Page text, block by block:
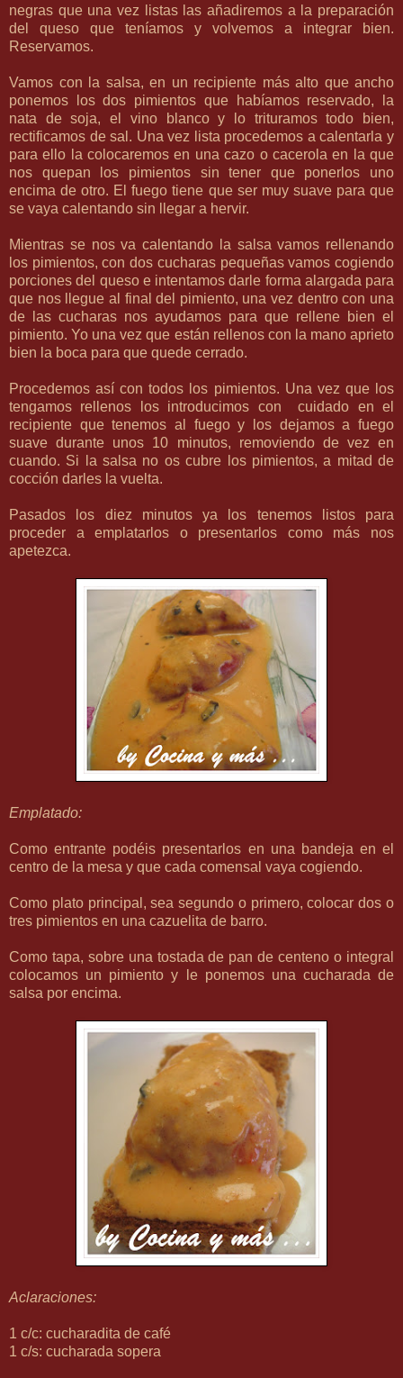
negras que una vez listas las añadiremos a la preparación
del queso que teníamos y volvemos a integrar bien.
Reservamos.
Vamos con la salsa, en un recipiente más alto que ancho
ponemos los dos pimientos que habíamos reservado, la
nata de soja, el vino blanco y lo trituramos todo bien,
rectificamos de sal. Una vez lista procedemos a calentarla y
para ello la colocaremos en una cazo o cacerola en la que
nos quepan los pimientos sin tener que ponerlos uno
encima de otro. El fuego tiene que ser muy suave para que
se vaya calentando sin llegar a hervir.
Mientras se nos va calentando la salsa vamos rellenando
los pimientos, con dos cucharas pequeñas vamos cogiendo
porciones del queso e intentamos darle forma alargada para
que nos llegue al final del pimiento, una vez dentro con una
de las cucharas nos ayudamos para que rellene bien el
pimiento. Yo una vez que están rellenos con la mano aprieto
bien la boca para que quede cerrado.
Procedemos así con todos los pimientos. Una vez que los
tengamos rellenos los introducimos con cuidado en el
recipiente que tenemos al fuego y los dejamos a fuego
suave durante unos 10 minutos, removiendo de vez en
cuando. Si la salsa no os cubre los pimientos, a mitad de
cocción darles la vuelta.
Pasados los diez minutos ya los tenemos listos para
proceder a emplatarlos o presentarlos como más nos
apetezca.
Emplatado:
Como entrante podéis presentarlos en una bandeja en el
centro de la mesa y que cada comensal vaya cogiendo.
Como plato principal, sea segundo o primero, colocar dos o
tres pimientos en una cazuelita de barro.
Como tapa, sobre una tostada de pan de centeno o integral
colocamos un pimiento y le ponemos una cucharada de
salsa por encima.
Aclaraciones:
1 c/c: cucharadita de café
1 c/s: cucharada sopera